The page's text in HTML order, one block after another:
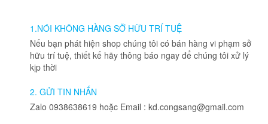
1.NÓI KHÔNG HÀNG SỠ HỮU TRÍ TUỆ
Nếu bạn phát hiện shop chúng tôi có bán hàng vi phạm sở
hữu trí tuệ, thiết kế hãy thông báo ngay để chúng tôi xử lý
kịp thời
2. GỬI TIN NHẮN
Zalo 0938638619 hoặc Email : kd.congsang@gmail.com